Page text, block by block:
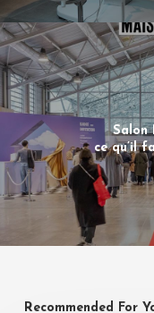
Salon
ce qu’il
Recommended For